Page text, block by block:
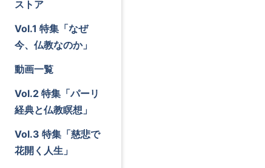
ストア
Vol.1 特集「なぜ
今、仏教なのか」
動画一覧
Vol.2 特集「パーリ
経典と仏教瞑想」
Vol.3 特集「慈悲で
花開く人生」